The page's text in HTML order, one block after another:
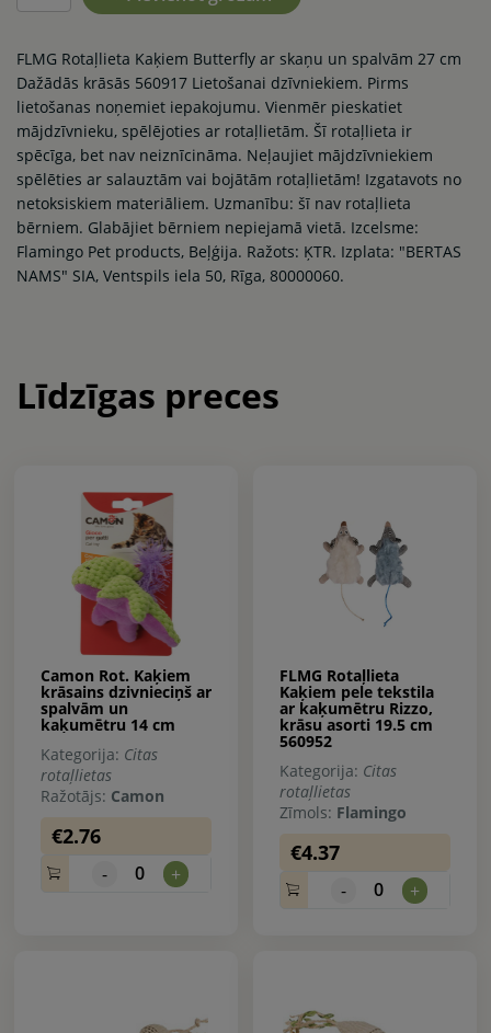
FLMG Rotaļlieta Kaķiem Butterfly ar skaņu un spalvām 27 cm
Dažādās krāsās 560917 Lietošanai dzīvniekiem. Pirms
lietošanas noņemiet iepakojumu. Vienmēr pieskatiet
mājdzīvnieku, spēlējoties ar rotaļlietām. Šī rotaļlieta ir
spēcīga, bet nav neiznīcināma. Neļaujiet mājdzīvniekiem
spēlēties ar salauztām vai bojātām rotaļlietām! Izgatavots no
netoksiskiem materiāliem. Uzmanību: šī nav rotaļlieta
bērniem. Glabājiet bērniem nepiejamā vietā. Izcelsme:
Flamingo Pet products, Beļģija. Ražots: ĶTR. Izplata: "BERTAS
NAMS" SIA, Ventspils iela 50, Rīga, 80000060.
Līdzīgas preces
Camon Rot. Kaķiem
krāsains dzivnieciņš ar
spalvām un
kaķumētru 14 cm
Kategorija: Citas
rotaļlietas
Ražotājs: Camon
€2.76
- 0 +
FLMG Rotaļlieta
Kaķiem pele tekstila
ar kaķumētru Rizzo,
krāsu asorti 19.5 cm
560952
Kategorija: Citas
rotaļlietas
Zīmols: Flamingo
€4.37
- 0 +